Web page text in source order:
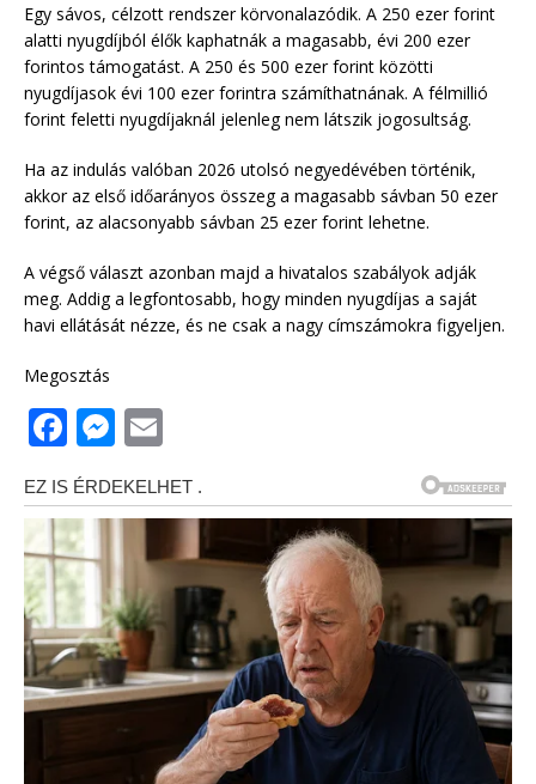
Egy sávos, célzott rendszer körvonalazódik. A 250 ezer forint
alatti nyugdíjból élők kaphatnák a magasabb, évi 200 ezer
forintos támogatást. A 250 és 500 ezer forint közötti
nyugdíjasok évi 100 ezer forintra számíthatnának. A félmillió
forint feletti nyugdíjaknál jelenleg nem látszik jogosultság.
Ha az indulás valóban 2026 utolsó negyedévében történik,
akkor az első időarányos összeg a magasabb sávban 50 ezer
forint, az alacsonyabb sávban 25 ezer forint lehetne.
A végső választ azonban majd a hivatalos szabályok adják
meg. Addig a legfontosabb, hogy minden nyugdíjas a saját
havi ellátását nézze, és ne csak a nagy címszámokra figyeljen.
Megosztás
F
a
c
e
b
o
o
k
M
ss
e
n
g
e
r
ai